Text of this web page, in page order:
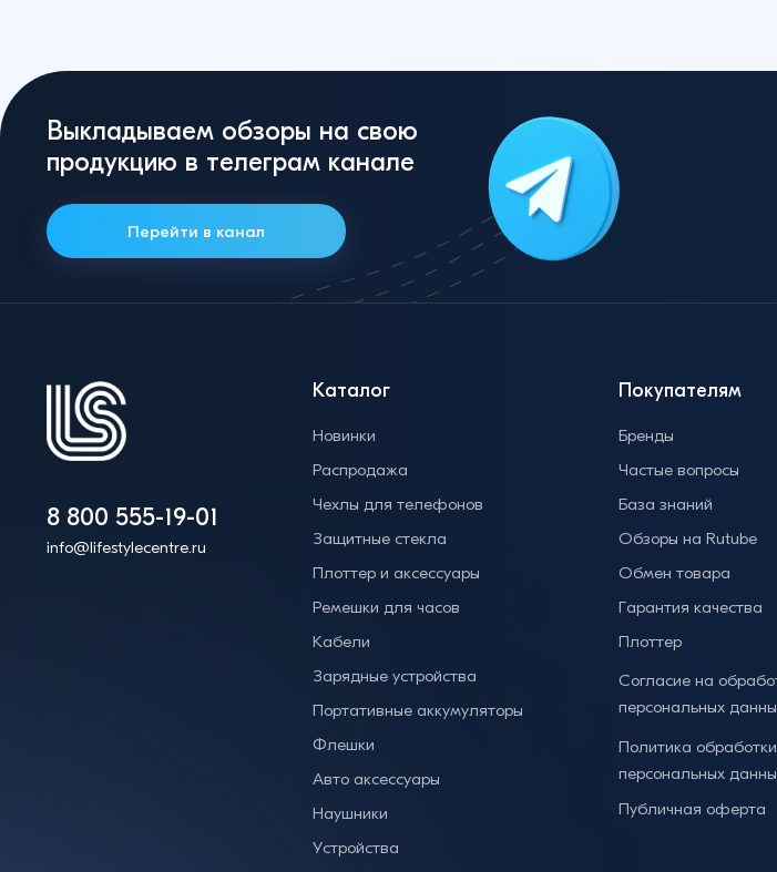
Выкладываем обзоры на свою
продукцию в телеграм канале
Перейти в канал
8 800 555-19-01
info@lifestylecentre.ru
Каталог
Новинки
Распродажа
Чехлы для телефонов
Защитные стекла
Плоттер и аксессуары
Ремешки для часов
Кабели
Зарядные устройства
Портативные аккумуляторы
Флешки
Авто аксессуары
Наушники
Устройства
Покупателям
Бренды
Частые вопросы
База знаний
Обзоры на Rutube
Обмен товара
Гарантия качества
Плоттер
Согласие на
персональных
Политика обработки
персональных
Публичная оферта